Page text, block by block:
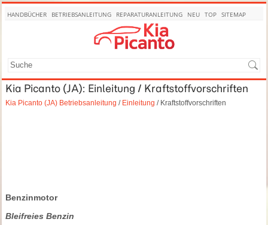
HANDBÜCHER BETRIEBSANLEITUNG REPARATURANLEITUNG NEU TOP SITEMAP
Kia Picanto (JA): Einleitung / Kraftstoffvorschriften
Kia Picanto (JA) Betriebsanleitung / Einleitung / Kraftstoffvorschriften
Benzinmotor
Bleifreies Benzin